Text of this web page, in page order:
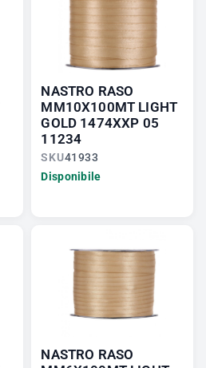
NASTRO RASO
MM10X100MT LIGHT
GOLD 1474XXP 05
11234
SKU41933
Disponibile
NASTRO RASO